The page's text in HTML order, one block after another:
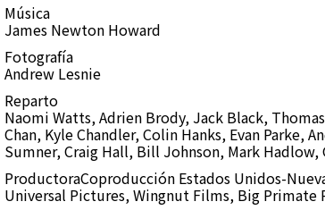
Música
James Newton Howard
Fotografía
Andrew Lesnie
Reparto
Naomi Watts, Adrien Brody, Jack Black,
Chan, Kyle Chandler, Colin Hanks, Evan Parke,
Sumner, Craig Hall, Bill Johnson, Mark Hadlow,
ProductoraCoproducción Estados Unidos-
Universal Pictures, Wingnut Films, Big Primate